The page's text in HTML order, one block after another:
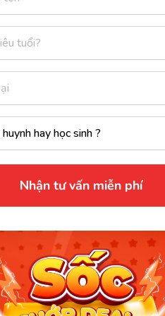
Nhận tư vấn miễn phí
ràng,kho truyện của
tài liệu học tập
triển toàn diện các kỹ
học thử miễn phí ngay
trình chinh phục
được tổng hợp nhằm